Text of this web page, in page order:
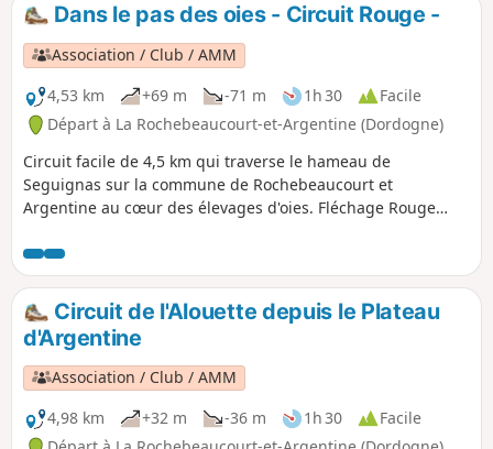
Dans le pas des oies - Circuit Rouge -
Association / Club / AMM
4,53 km
+69 m -71 m 1h 30
Facile
Départ à La Rochebeaucourt-et-Argentine (Dordogne)
Circuit facile de 4,5 km qui traverse le hameau de
Seguignas sur la commune de Rochebeaucourt et
Argentine au cœur des élevages d'oies. Fléchage Rouge
Circuit de l'Alouette depuis le Plateau
d'Argentine
Association / Club / AMM
4,98 km
+32 m -36 m 1h 30
Facile